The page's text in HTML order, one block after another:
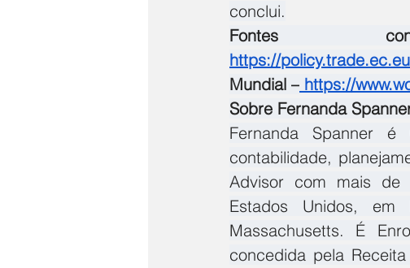
conclui.
Fontes
https://
Mundial – https://
Sobre Fernanda
Fernanda Spanner
contabilidade,
Advisor com mais de
Estados Unidos, em
Massachusetts. É
concedida pela